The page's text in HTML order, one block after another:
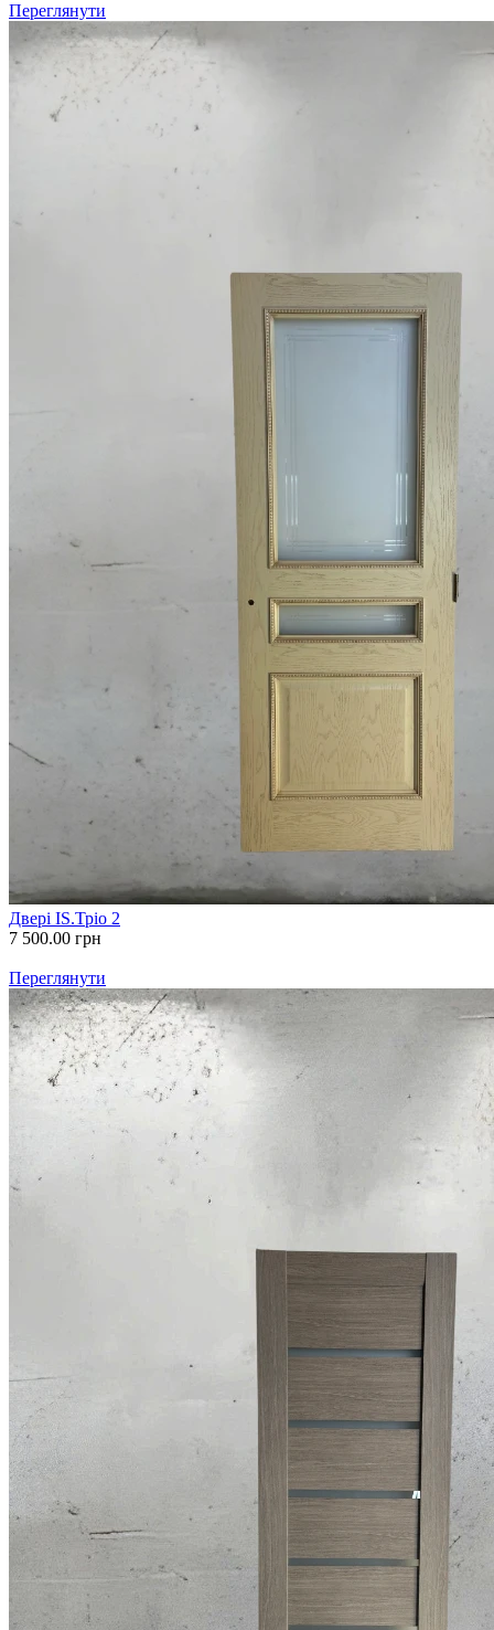
Переглянути
Двері IS.Тріо 2
7 500.00 грн
Переглянути